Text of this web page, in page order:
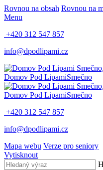
Rovnou na obsah Rovnou na
Menu
+420 312 547 857
info@dpodlipami.cz
Domov Pod LipamiSmečno
Domov Pod LipamiSmečno
+420 312 547 857
info@dpodlipami.cz
Mapa webu Verze pro seniory
Vytisknout